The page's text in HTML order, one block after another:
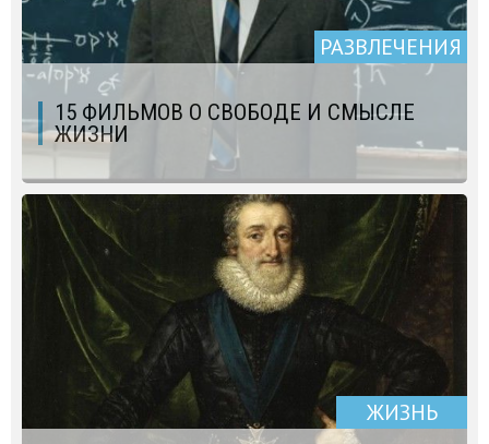
РАЗВЛЕЧЕНИЯ
15 ФИЛЬМОВ О СВОБОДЕ И СМЫСЛЕ
ЖИЗНИ
ЖИЗНЬ